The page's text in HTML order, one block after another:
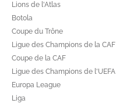
Lions de l'Atlas
Botola
Coupe du Trône
Ligue des Champions de la CAF
Coupe de la CAF
Ligue des Champions de l'UEFA
Europa League
Liga